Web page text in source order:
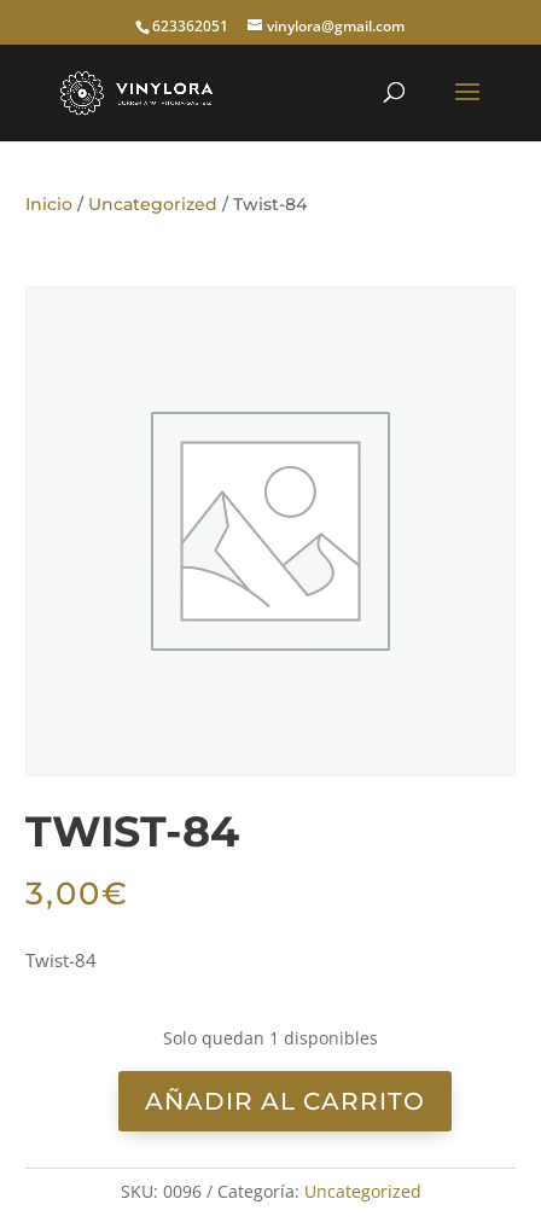
623362051 vinylora@gmail.com
Inicio / Uncategorized / Twist-84
TWIST-84
3,00€
Twist-84
Solo quedan 1 disponibles
cantidad
AÑADIR AL CARRITO
SKU: 0096 Categoría: Uncategorized